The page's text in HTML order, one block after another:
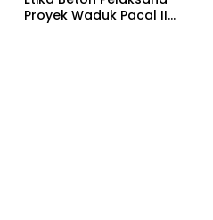
Proyek Waduk Pacal II